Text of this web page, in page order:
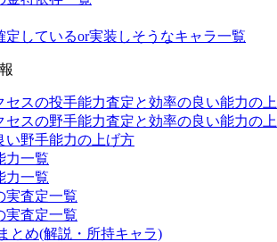
定しているor実装しそうなキャラ一覧
セスの投手能力査定と効率の良い能力の
セスの野手能力査定と効率の良い能力の
い野手能力の上げ方
力一覧
力一覧
実査定一覧
実査定一覧
とめ(解説・所持キャラ)